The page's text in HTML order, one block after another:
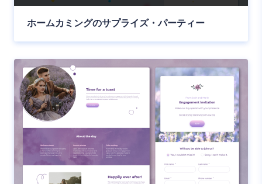
ホームカミングのサプライズ・パーティー